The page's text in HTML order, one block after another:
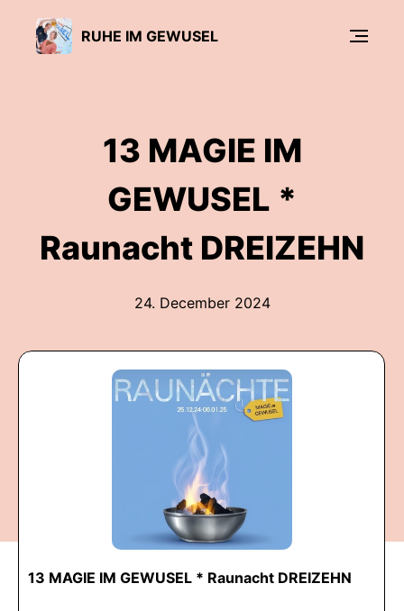
RUHE IM GEWUSEL
13 MAGIE IM
GEWUSEL *
Raunacht DREIZEHN
24. December 2024